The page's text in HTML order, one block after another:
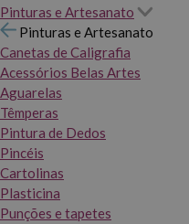
Pinturas e Artesanato
Pinturas e Artesanato
Canetas de Caligrafia
Acessórios Belas Artes
Aguarelas
Têmperas
Pintura de Dedos
Pincéis
Cartolinas
Plasticina
Punções e tapetes